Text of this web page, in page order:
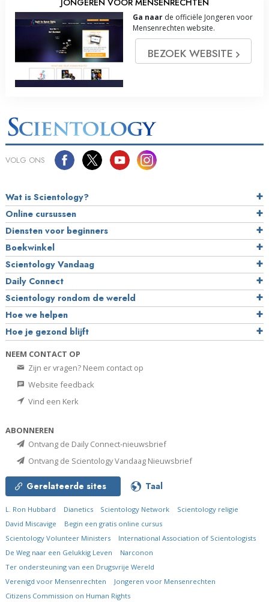
Ga naar de officiële Jongeren voor
Mensenrechten website.
BEZOEK WEBSITE
VOLG ONS
Wat is Scientology?
Online cursussen
Diensten voor beginners
Boekwinkel
Scientology Vandaag
Daily Connect
Scientology rondom de wereld
Hoe we helpen
Hoe je gezond blijft
NEEM CONTACT OP
Zijn er vragen? Neem contact op
Website feedback
Vind een Kerk
ABONNEREN
Ontvang de Daily Connect-nieuwsbrief
Ontvang de Scientology Vandaag Nieuwsbrief
Gerelateerde sites Taal
L. Ron Hubbard Dianetics Scientology Network
Scientology religie
David Miscavige
Begin een gratis online cursus
Scientology Volunteer Ministers
International Association of Scientologists
De Weg naar een Gelukkig Leven
Narconon
Ter ondersteuning van een Drugsvrije Wereld
Verenigd voor Mensenrechten
Jongeren voor Mensenrechten
Citizens Commission on Human Rights